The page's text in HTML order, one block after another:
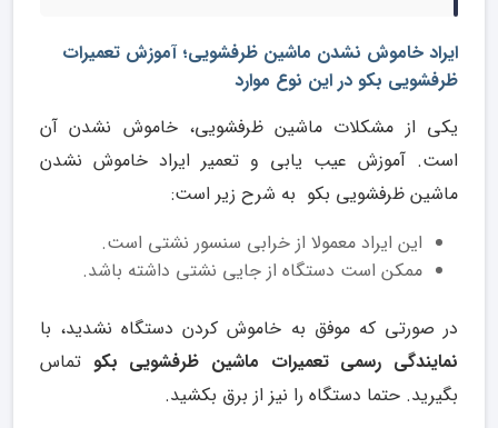
ایراد خاموش نشدن ماشین ظرفشویی؛ آموزش تعمیرات
ظرفشویی بکو در این نوع موارد
یکی از مشکلات ماشین ظرفشویی، خاموش نشدن آن
است. آموزش عیب یابی و تعمیر ایراد خاموش نشدن
ماشین ظرفشویی بکو به شرح زیر است:
این ایراد معمولا از خرابی سنسور نشتی است.
ممکن است دستگاه از جایی نشتی داشته باشد.
در صورتی که موفق به خاموش کردن دستگاه نشدید، با
نمایندگی رسمی تعمیرات ماشین ظرفشویی بکو تماس
بگیرید. حتما دستگاه را نیز از برق بکشید.